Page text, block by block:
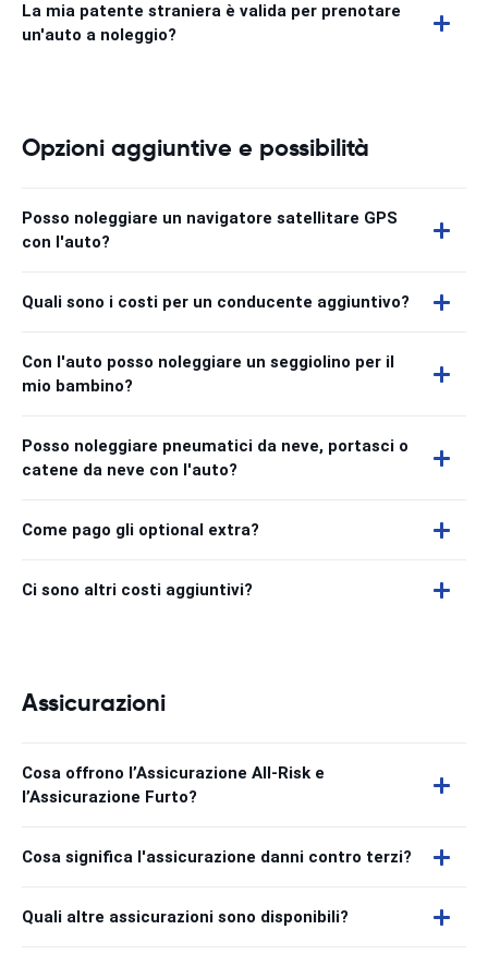
La mia patente straniera è valida per prenotare
un'auto a noleggio?
Opzioni aggiuntive e possibilità
Posso noleggiare un navigatore satellitare GPS
con l'auto?
Quali sono i costi per un conducente aggiuntivo?
Con l'auto posso noleggiare un seggiolino per il
mio bambino?
Posso noleggiare pneumatici da neve, portasci o
catene da neve con l'auto?
Come pago gli optional extra?
Ci sono altri costi aggiuntivi?
Assicurazioni
Cosa offrono l’Assicurazione All-Risk e
l’Assicurazione Furto?
Cosa significa l'assicurazione danni contro terzi?
Quali altre assicurazioni sono disponibili?